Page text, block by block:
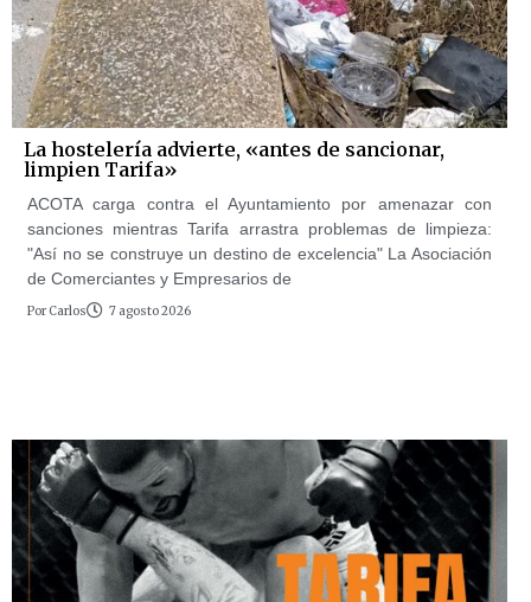
La hostelería advierte, «antes de sancionar,
limpien Tarifa»
ACOTA carga contra el Ayuntamiento por amenazar con
sanciones mientras Tarifa arrastra problemas de limpieza:
"Así no se construye un destino de excelencia" La Asociación
de Comerciantes y Empresarios de
Por Carlos 7 agosto 2026